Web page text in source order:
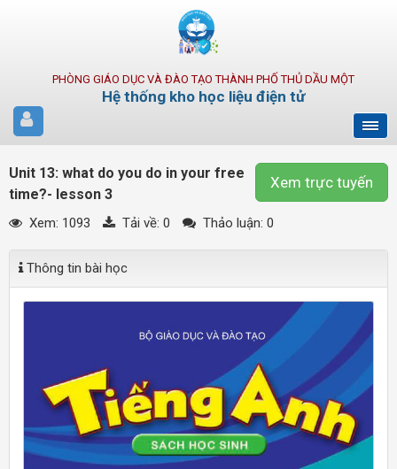
PHÒNG GIÁO DỤC VÀ ĐÀO TẠO THÀNH PHỐ THỦ DẦU MỘT
Hệ thống kho học liệu điện tử
Xem trực tuyến
Unit 13: what do you do in your free
time?- lesson 3
Xem: 1093 Tải về: 0 Thảo luận: 0
Thông tin bài học